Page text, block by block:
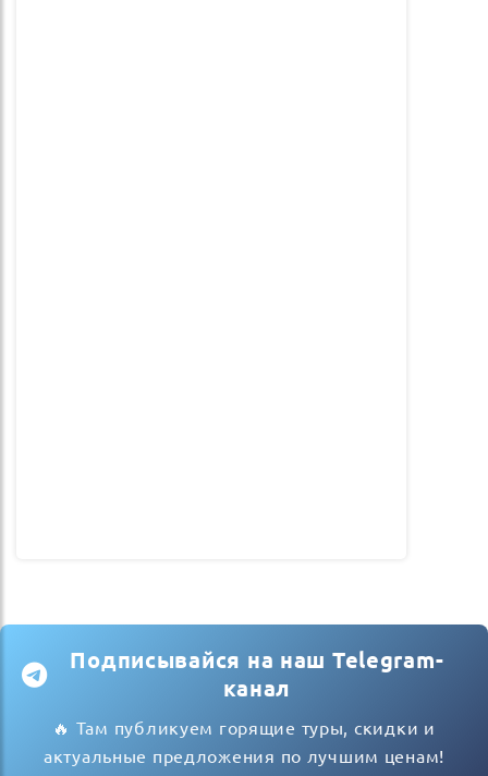
Подписывайся на наш Telegram-
канал
🔥 Там публикуем горящие туры, скидки и
актуальные предложения по лучшим ценам!